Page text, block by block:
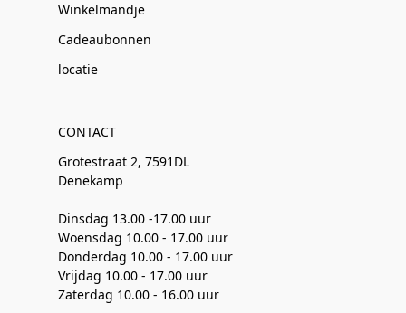
Winkelmandje
Cadeaubonnen
locatie
CONTACT
Grotestraat 2, 7591DL
Denekamp
Dinsdag 13.00 -17.00 uur
Woensdag 10.00 - 17.00 uur
Donderdag 10.00 - 17.00 uur
Vrijdag 10.00 - 17.00 uur
Zaterdag 10.00 - 16.00 uur